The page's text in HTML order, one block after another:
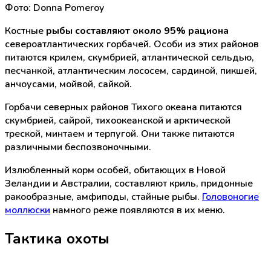
Фото: Donna Pomeroy
Костные рыбы составляют около 95% рациона
североатлантических горбачей. Особи из этих районов
питаются крилем, скумбрией, атлантической сельдью,
песчанкой, атлантическим лососем, сардиной, пикшей,
анчоусами, мойвой, сайкой.
Горбачи северных районов Тихого океана питаются
скумбрией, сайрой, тихоокеанской и арктической
треской, минтаем и терпугой. Они также питаются
различными беспозвоночными.
Излюбленный корм особей, обитающих в Новой
Зеландии и Австралии, составляют криль, придонные
ракообразные, амфиподы, стайные рыбы. Головоногие
моллюски намного реже появляются в их меню.
Тактика охоты